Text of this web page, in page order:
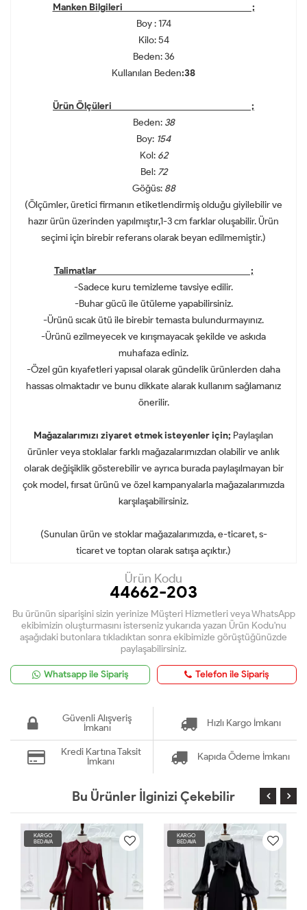
Manken Bilgileri ;
Boy : 174
Kilo: 54
Beden: 36
Kullanılan Beden:38
Ürün Ölçüleri ;
Beden:38
Boy: 154
Kol:62
Bel:72
Göğüs:88
(Ölçümler, üretici firmanın etiketlendirmiş olduğu giyilebilir ve
hazır ürün üzerinden yapılmıştır,1-3 cm farklar oluşabilir. Ürün
seçimi için birebir referans olarak beyan edilmemiştir.)
Talimatlar ;
-Sadece kuru temizleme tavsiye edilir.
-Buhar gücü ile ütüleme yapabilirsiniz.
-Ürünü sıcak ütü ile birebir temasta bulundurmayınız.
-Ürünü ezilmeyecek ve kırışmayacak şekilde ve askıda
muhafaza ediniz.
-Özel gün kıyafetleri yapısal olarak gündelik ürünlerden daha
hassas olmaktadır ve bunu dikkate alarak kullanım sağlamanız
önerilir.
Mağazalarımızı ziyaret etmek isteyenler için; Paylaşılan
ürünler veya stoklalar farklı mağazalarımızdan olabilir ve anlık
olarak değişiklik gösterebilir ve ayrıca burada paylaşılmayan bir
çok model, fırsat ürünü ve özel kampanyalarla mağazalarımızda
karşılaşabilirsiniz.
(Sunulan ürün ve stoklar mağazalarımızda, e-ticaret, s-
ticaret ve toptan olarak satışa açıktır.)
Ürün Kodu
44662-203
Bu ürünün siparişini sizin yerinize Müşteri Hizmetleri veya WhatsApp
ekibimizin oluşturmasını isterseniz yukarıda yazan Ürün Kodu'nu
aşağıdaki butonlara tıkladıktan sonra ekibimizle görüştüğünüzde
paylaşabilirsiniz.
Whatsapp ile Sipariş Telefon ile Sipariş
Güvenli Alışveriş
İmkanı
Hızlı Kargo İmkanı
Kredi Kartına Taksit
İmkanı
Kapıda Ödeme İmkanı
Bu Ürünler İlginizi Çekebilir
KARGO
BEDAVA
KARGO
BEDAVA